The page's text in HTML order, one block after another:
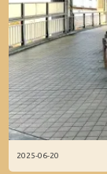
2025-06-20